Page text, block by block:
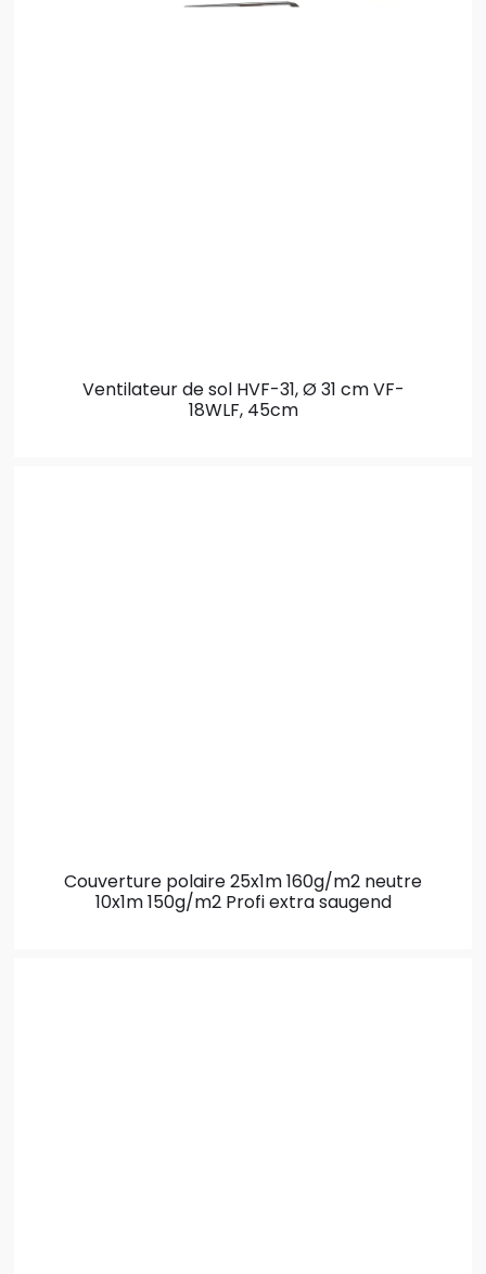
Ventilateur de sol HVF-31, Ø 31 cmVF-
18WLF, 45cm
Couverture polaire 25x1m 160g/m2 neutre
10x1m 150g/m2 Profi extra saugend